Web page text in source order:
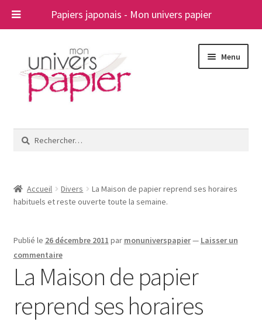
Papiers japonais - Mon univers papier
navigation
contenu
Menu
le
A propos
Rechercher :
Accueil Divers
La Maison de papier reprend ses horaires
habituels et reste ouverte toute la semaine.
Publié le 26 décembre 2011 par monuniverspapier— Laisser un
commentaire
La Maison de papier
reprend ses horaires